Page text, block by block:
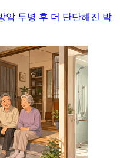
암 투병 후 더 단단해진 박